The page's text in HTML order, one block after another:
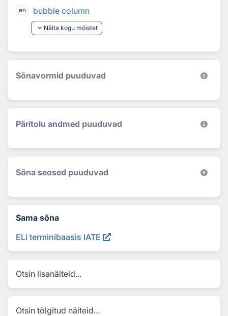
en
bubble column
keyboard_arrow_down Näita kogu mõistet
Sõnavormid puuduvad
Päritolu andmed puuduvad
Sõna seosed puuduvad
Sama sõna
ELi terminibaasis IATE
Otsin lisanäiteid...
Otsin tõlgitud näiteid...